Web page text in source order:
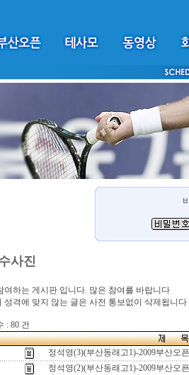
사진
여하는 게시판 입니다. 많은 참여를 바랍니다
성격에 맞지 않는 글은 사전 통보없이 삭제됩니다
: 80 건
정석영(3)(부산동래고1)-2009부산오픈
정석영(2)(부산동래고1)-2009부산오픈